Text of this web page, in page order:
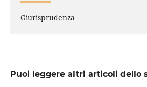
Giurisprudenza
Puoi leggere altri articoli dello